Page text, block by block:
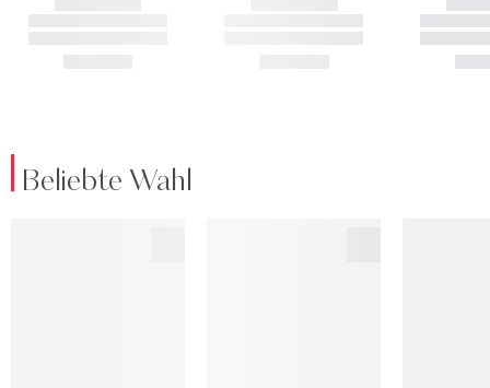
Beliebte Wahl